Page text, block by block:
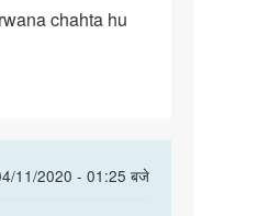
chahta hu
11/2020 - 01:25 बजे